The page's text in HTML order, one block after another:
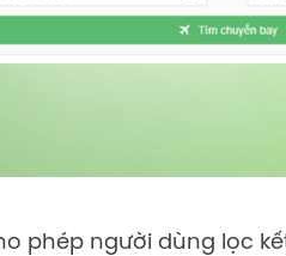
phép người dùng lọc